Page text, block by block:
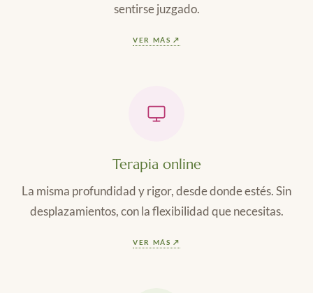
sentirse juzgado.
VER MÁS ↗
Terapia online
La misma profundidad y rigor, desde donde estés. Sin
desplazamientos, con la flexibilidad que necesitas.
VER MÁS ↗